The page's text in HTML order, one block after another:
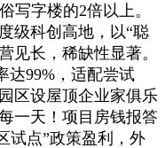
字楼的2倍以上。
级科创高地，以“聪
见长，稀缺性显著。
达99%，适配尝试
区设屋顶企业家俱乐
一天！项目房钱报答
试点”政策盈利，外